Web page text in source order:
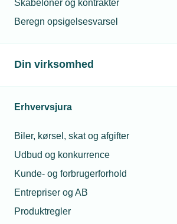
Skabeloner og kontrakter
Beregn opsigelsesvarsel
Din virksomhed
Erhvervsjura
Biler, kørsel, skat og afgifter
Udbud og konkurrence
Kunde- og forbrugerforhold
Entrepriser og AB
Produktregler
Firma-e-mail: info@envo-dan.dk
Michael Toxværd
TOXVÆRD MASKINFORRETNING ApS
Smedevej 4, 6740 Bramming
+45 75173138
Personlig e-mail: